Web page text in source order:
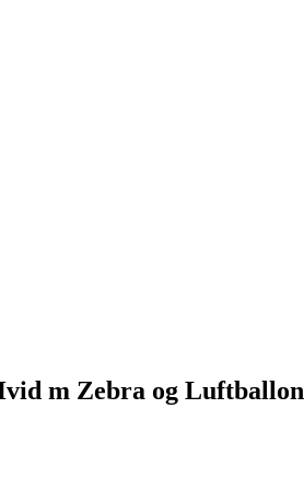
m Zebra og Luftballon